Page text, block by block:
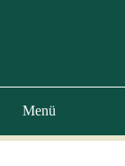
Main
Menü